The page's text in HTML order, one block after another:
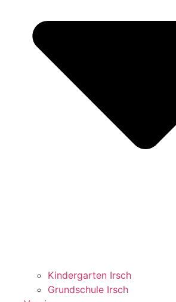
Kindergarten Irsch
Grundschule Irsch